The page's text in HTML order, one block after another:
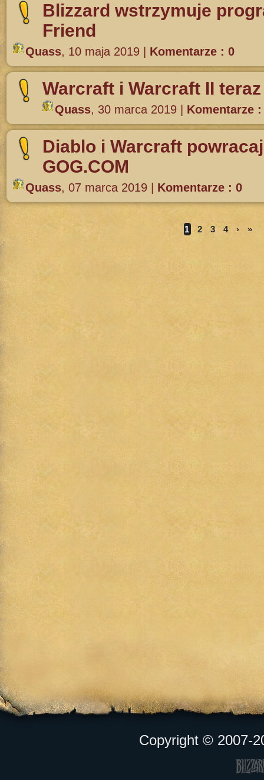
Blizzard wstrzymuje
Friend
Quass, 10 maja 2019 Komentarze : 0
Warcraft i Warcraft II
Quass, 30 marca 2019 Komentarze :
Diablo i Warcraft
GOG.COM
Quass, 07 marca 2019 Komentarze : 0
1 2 3 4 › »
Copyright © 2007-